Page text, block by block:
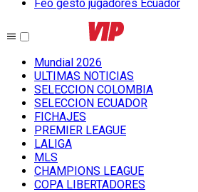
Feo gesto jugadores Ecuador
Mundial 2026
ULTIMAS NOTICIAS
SELECCION COLOMBIA
SELECCION ECUADOR
FICHAJES
PREMIER LEAGUE
LALIGA
MLS
CHAMPIONS LEAGUE
COPA LIBERTADORES